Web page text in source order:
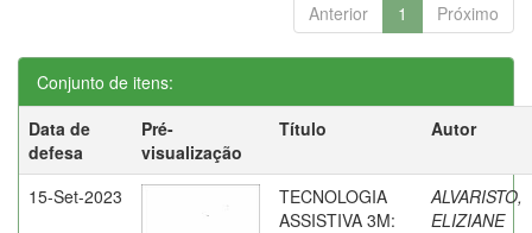
Anterior 1 Próximo
Conjunto de itens:
Data de
defesa
Pré-
visualização
Título Autor
15-Set-2023
TECNOLOGIA
ASSISTIVA 3M:
ALVARISTO,
ELIZIANE